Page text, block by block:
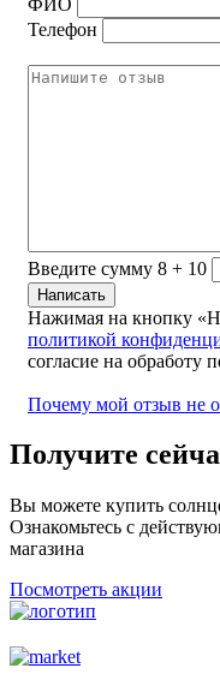
Телефон
Введите сумму 8 + 10
Нажимая на кнопку
политикой
согласие на обработу
Почему мой отзыв не
Получите
Вы можете купить
Ознакомьтесь с
магазина
Посмотреть акции